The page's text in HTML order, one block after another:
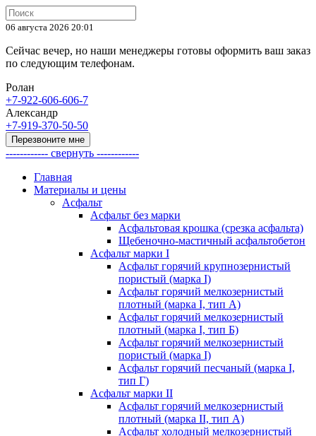
06 августа 2026 20:01
Cейчас вечер, но наши менеджеры готовы оформить ваш заказ
по следующим телефонам.
Ролан
+7-922-606-606-7
Александр
+7-919-370-50-50
Перезвоните мне
------------ свернуть ------------
Главная
Материалы и цены
Асфальт
Асфальт без марки
Асфальтовая крошка (срезка асфальта)
Щебеночно-мастичный асфальтобетон
Асфальт марки I
Асфальт горячий крупнозернистый
пористый (марка I)
Асфальт горячий мелкозернистый
плотный (марка I, тип А)
Асфальт горячий мелкозернистый
плотный (марка I, тип Б)
Асфальт горячий мелкозернистый
пористый (марка I)
Асфальт горячий песчаный (марка I,
тип Г)
Асфальт марки II
Асфальт горячий мелкозернистый
плотный (марка II, тип А)
Асфальт холодный мелкозернистый